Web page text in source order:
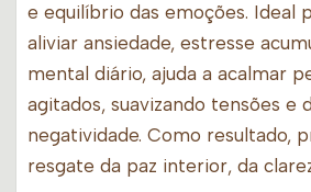
e equilíbrio das emoções. Ideal
aliviar ansiedade, estresse
mental diário, ajuda a acalmar
agitados, suavizando tensões e
negatividade. Como resultado,
resgate da paz interior, da